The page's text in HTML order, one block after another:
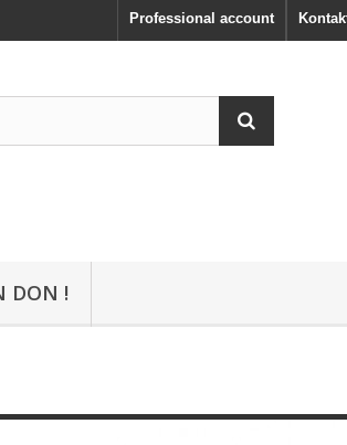
Professional account
DON !